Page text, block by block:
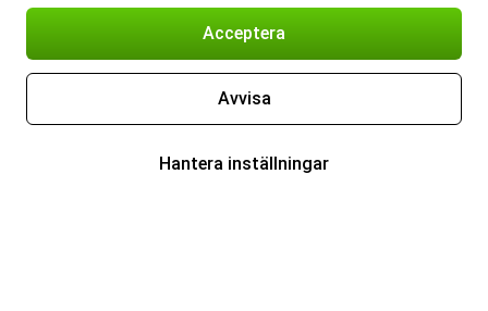
Acceptera
Avvisa
Hantera inställningar